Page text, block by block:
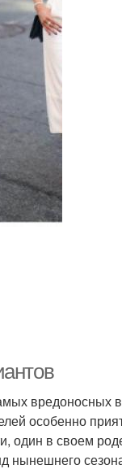
вредоносных
особенно
один в своем
нынешнего